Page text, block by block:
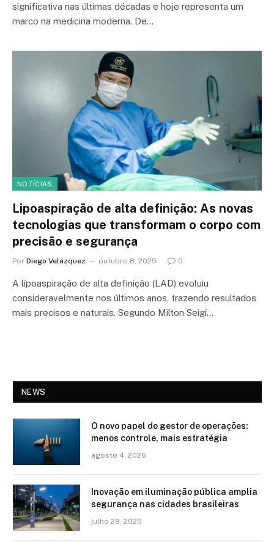
significativa nas últimas décadas e hoje representa um
marco na medicina moderna. De…
NOTÍCIAS
Lipoaspiração de alta definição: As novas
tecnologias que transformam o corpo com
precisão e segurança
Por Diego Velázquez outubro 8, 2025 0
A lipoaspiração de alta definição (LAD) evoluiu
consideravelmente nos últimos anos, trazendo resultados
mais precisos e naturais. Segundo Milton Seigi…
NEWS
O novo papel do gestor de operações:
menos controle, mais estratégia
agosto 4, 2026
Inovação em iluminação pública amplia
segurança nas cidades brasileiras
julho 29, 2026